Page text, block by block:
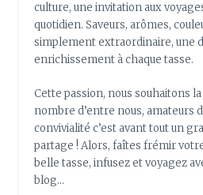
culture, une invitation aux
quotidien. Saveurs, arômes,
simplement extraordinaire, une
enrichissement à chaque tasse.
Cette passion, nous souhaitons
nombre d’entre nous, amateurs
convivialité c’est avant tout un
partage ! Alors, faîtes frémir
belle tasse, infusez et voyagez
blog…